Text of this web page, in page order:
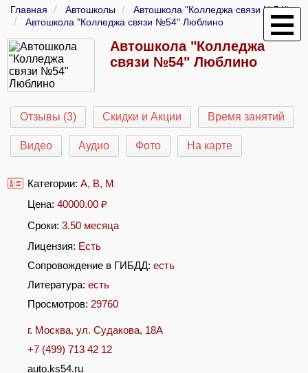
Главная Автошколы
Автошкола "Колледжа связи №54"
Автошкола "Колледжа связи №54" Люблино
Автошкола "Колледжа
связи №54" Люблино
Отзывы (3) Скидки и Акции Время занятий
Видео Аудио Фото На карте
Категории: A, B, M
Цена: 40000.00 ₽
Сроки: 3.50 месяца
Лицензия: Есть
Сопровождение в ГИБДД: есть
Литература: есть
Просмотров: 29760
г. Москва, ул. Судакова, 18А
+7 (499) 713 42 12
auto.ks54.ru